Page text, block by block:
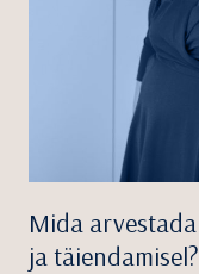
Mida arvestada
ja täiendamisel?